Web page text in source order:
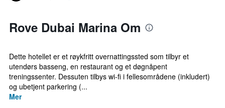
Rove Dubai Marina Om
Dette hotellet er et røykfritt overnattingssted som tilbyr et
utendørs basseng, en restaurant og et døgnåpent
treningssenter. Dessuten tilbys wi-fi i fellesområdene (inkludert)
og ubetjent parkering (...
Mer